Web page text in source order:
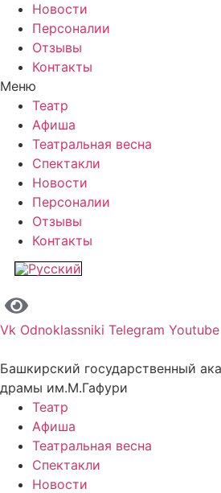
Новости
Персоналии
Отзывы
Контакты
Меню
Театр
Афиша
Театральная весна
Спектакли
Новости
Персоналии
Отзывы
Контакты
Vk Odnoklassniki Telegram Youtube
Башкирский государственный
драмы им.М.Гафури
Театр
Афиша
Театральная весна
Спектакли
Новости